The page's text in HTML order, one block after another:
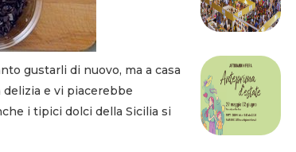
gustarli di nuovo, ma a casa
e vi piacerebbe
i tipici dolci della Sicilia si